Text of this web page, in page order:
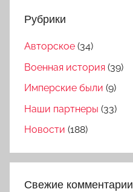
Рубрики
Авторское (34)
Военная история (39)
Имперские были (9)
Наши партнеры (33)
Новости (188)
Свежие комментарии